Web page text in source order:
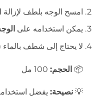
امسح الوجه بلطف لإزالة
يمكن استخدامه على
لا يحتاج إلى شطف بالماء
📦 الحجم:100 مل
💡 نصيحة:يفضل